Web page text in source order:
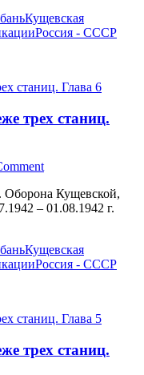
Кущевская
Россия - СССР
трех станиц.
Оборона Кущевской,
– 01.08.1942 г.
Кущевская
Россия - СССР
трех станиц.